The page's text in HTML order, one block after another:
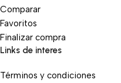
Comparar
Favoritos
Finalizar compra
Links de interes
Términos y condiciones